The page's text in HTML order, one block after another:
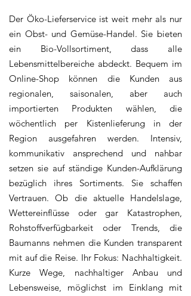
​Der Öko-Lieferservice ist weit mehr als nur
ein Obst- und Gemüse-Handel. Sie bieten
ein Bio-Vollsortiment, dass alle
Lebensmittelbereiche abdeckt. Bequem im
Online-Shop können die Kunden aus
regionalen, saisonalen, aber auch
importierten Produkten wählen, die
wöchentlich per Kistenlieferung in der
Region ausgefahren werden. Intensiv,
kommunikativ ansprechend und nahbar
setzen sie auf ständige Kunden-Aufklärung
bezüglich ihres Sortiments. Sie schaffen
Vertrauen. Ob die aktuelle Handelslage,
Wettereinflüsse oder gar Katastrophen,
Rohstoffverfügbarkeit oder Trends, die
Baumanns nehmen die Kunden transparent
mit auf die Reise. Ihr Fokus: Nachhaltigkeit.
Kurze Wege, nachhaltiger Anbau und
Lebensweise, möglichst im Einklang mit